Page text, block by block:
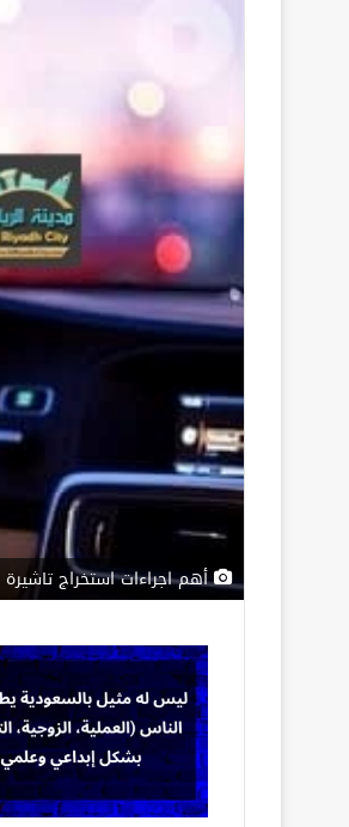
أهم اجراءات استخراج